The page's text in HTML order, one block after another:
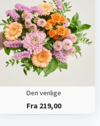
Den venlige
Fra 219,00